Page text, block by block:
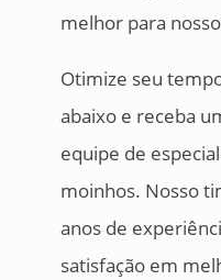
melhor para
Otimize seu
abaixo e receba
equipe de
moinhos. Nosso
anos de
satisfação em